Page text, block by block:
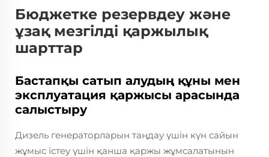
Бюджетке резервдеу және
ұзақ мезгілді қаржылық
шарттар
Бастапқы сатып алудың құны мен
эксплуатация қаржысы арасында
салыстыру
Дизель генераторларын таңдау үшін күн сайын
жұмыс істеу үшін қанша қаржы жұмсалатынын